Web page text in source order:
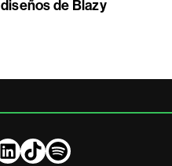
diseños de Blazy